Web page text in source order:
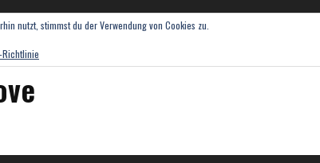
nutzt, stimmst du der Verwendung von Cookies zu.
Richtlinie